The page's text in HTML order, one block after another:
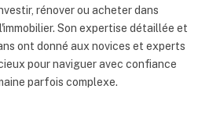
rénover ou acheter dans
Son expertise détaillée et
ont donné aux novices et experts
pour naviguer avec confiance
parfois complexe.